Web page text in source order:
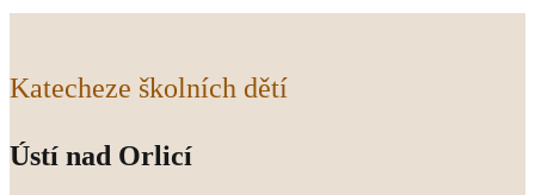
Katecheze školních dětí
Ústí nad Orlicí